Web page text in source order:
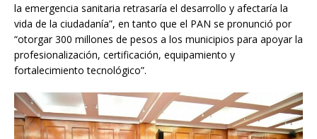
la emergencia sanitaria retrasaría el desarrollo y afectaría la
vida de la ciudadanía”, en tanto que el PAN se pronunció por
“otorgar 300 millones de pesos a los municipios para apoyar la
profesionalización, certificación, equipamiento y
fortalecimiento tecnológico”.